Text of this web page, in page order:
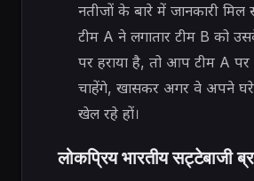
नतीजों के बारे में जानकारी
टीम A ने लगातार टीम B को
पर हराया है, तो आप टीम A पर
चाहेंगे, खासकर अगर वे अपने
खेल रहे हों।
लोकप्रिय भारतीय सट्टेबाजी